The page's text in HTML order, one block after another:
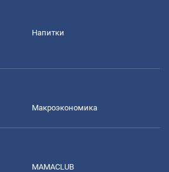
Напитки
Mакроэкономика
MAMACLUB